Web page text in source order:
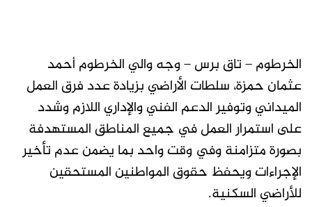
الخرطوم – تاق برس – وجه والي الخرطوم أحمد
عثمان حمزة، سلطات الأراضي بزيادة عدد فرق العمل
الميداني وتوفير الدعم الفني والإداري اللازم وشدد
على استمرار العمل في جميع المناطق المستهدفة
بصورة متزامنة وفي وقت واحد بما يضمن عدم تأخير
الإجراءات ويحفظ حقوق المواطنين المستحقين
للأراضي السكنية.